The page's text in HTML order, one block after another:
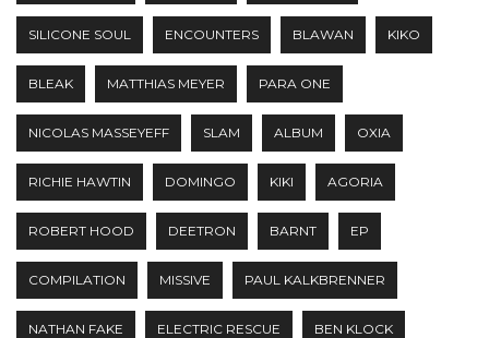
SILICONE SOUL ENCOUNTERS BLAWAN KIKO
BLEAK MATTHIAS MEYER PARA ONE
NICOLAS MASSEYEFF SLAM ALBUM OXIA
RICHIE HAWTIN DOMINGO KIKI AGORIA
ROBERT HOOD DEETRON BARNT EP
COMPILATION MISSIVE PAUL KALKBRENNER
NATHAN FAKE ELECTRIC RESCUE BEN KLOCK